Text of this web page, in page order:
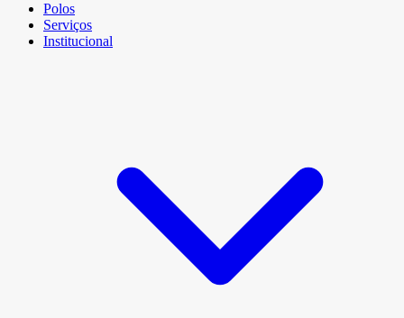
Polos
Serviços
Institucional